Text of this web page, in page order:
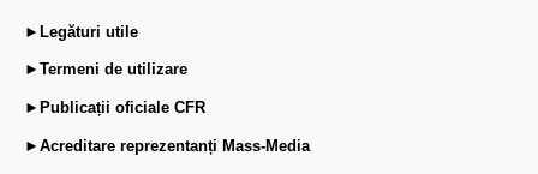
►Legături utile
►Termeni de utilizare
►Publicații oficiale CFR
►Acreditare reprezentanți Mass-Media